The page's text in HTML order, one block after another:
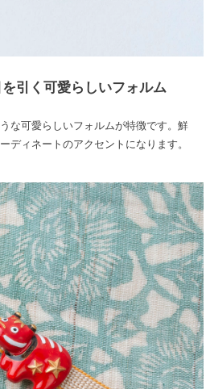
引く可愛らしいフォルム
な可愛らしいフォルムが特徴です。鮮
ディネートのアクセントになります。